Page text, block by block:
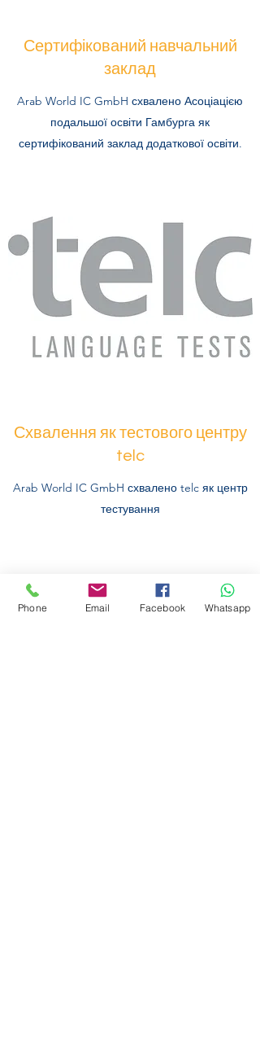
Сертифікований навчальний
заклад
Arab World IC GmbH схвалено Асоціацією
подальшої освіти Гамбурга як
сертифікований заклад додаткової освіти.
Схвалення як тестового центру
telc
Arab World IC GmbH схвалено telc як центр
тестування
Phone Email Facebook Whatsapp